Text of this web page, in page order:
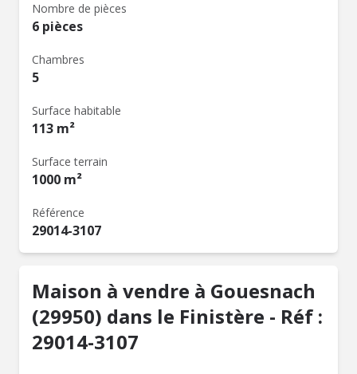
Nombre de pièces
6 pièces
Chambres
5
Surface habitable
113 m²
Surface terrain
1000 m²
Référence
29014-3107
Maison à vendre à Gouesnach
(29950) dans le Finistère - Réf :
29014-3107